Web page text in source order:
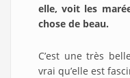
elle, voit les
chose de beau.
C’est une très
vrai qu’elle est